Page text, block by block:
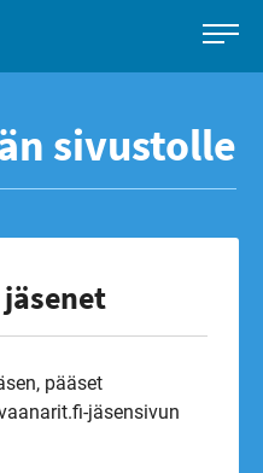
sivustolle
pääset
jäsensivun